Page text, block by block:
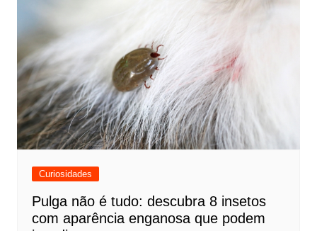
Curiosidades
Pulga não é tudo: descubra 8 insetos
com aparência enganosa que podem